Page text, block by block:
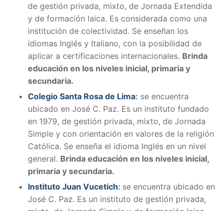
de gestión privada, mixto, de Jornada Extendida
y de formación laica. Es considerada como una
institución de colectividad. Se enseñan los
idiomas Inglés y Italiano, con la posibilidad de
aplicar a certificaciones internacionales. Brinda
educación en los niveles inicial, primaria y
secundaria.
Colegio Santa Rosa de Lima: se encuentra
ubicado en José C. Paz. Es un instituto fundado
en 1979, de gestión privada, mixto, de Jornada
Simple y con orientación en valores de la religión
Católica. Se enseña el idioma Inglés en un nivel
general. Brinda educación en los niveles inicial,
primaria y secundaria.
Instituto Juan Vucetich: se encuentra ubicado en
José C. Paz. Es un instituto de gestión privada,